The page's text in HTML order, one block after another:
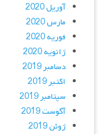
آوریل 2020
مارس 2020
فوریه 2020
ژانویه 2020
دسامبر 2019
اکتبر 2019
سپتامبر 2019
آگوست 2019
ژوئن 2019